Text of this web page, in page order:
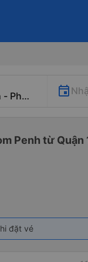
Penh từ
đặt vé